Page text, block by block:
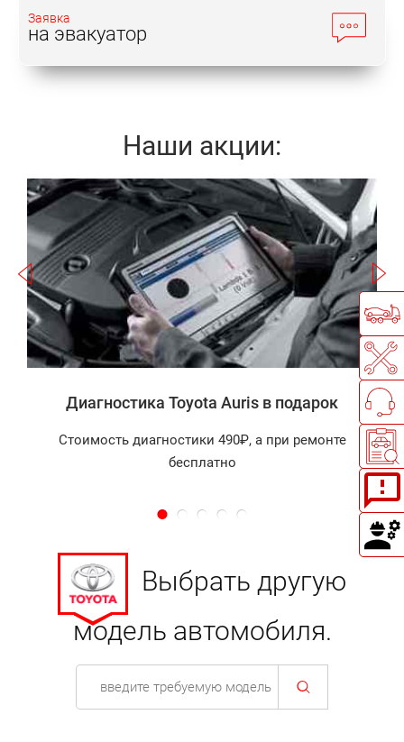
Заявка
на эвакуатор
Наши акции:
Записаться
Диагностика Toyota Auris в подарок
Стоимость диагностики 490₽, а при ремонте
бесплатно
Выбрать другую
модель автомобиля.